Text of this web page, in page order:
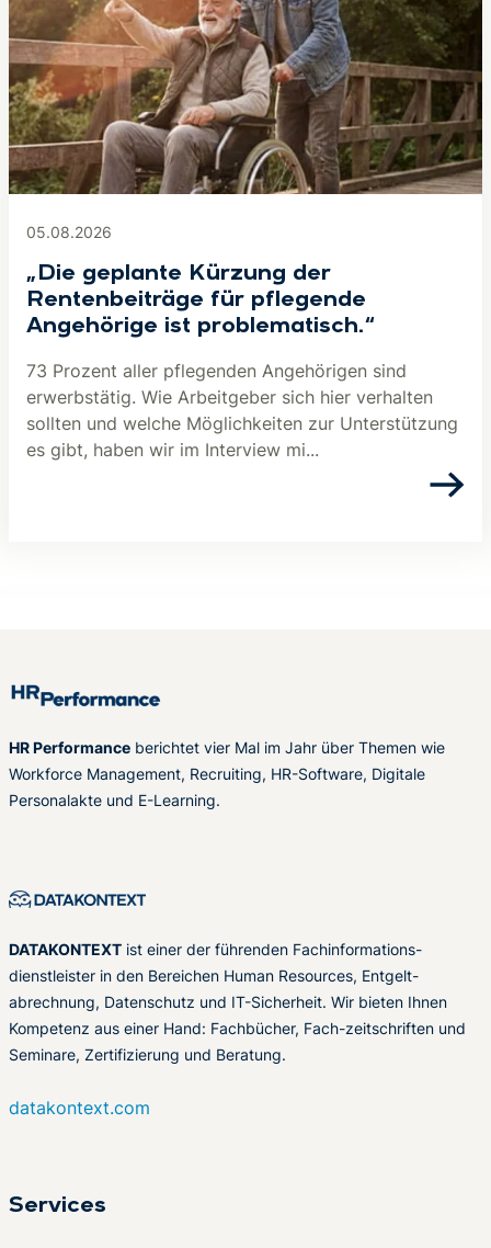
05.08.2026
„Die geplante Kürzung der
Rentenbeiträge für pflegende
Angehörige ist problematisch.“
73 Prozent aller pflegenden Angehörigen sind
erwerbstätig. Wie Arbeitgeber sich hier verhalten
sollten und welche Möglichkeiten zur Unterstützung
es gibt, haben wir im Interview mi...
HR Performance berichtet vier Mal im Jahr über Themen wie
Workforce Management, Recruiting, HR-Software, Digitale
Personalakte und E-Learning.
DATAKONTEXT ist einer der führenden Fachinformations-
dienstleister in den Bereichen Human Resources, Entgelt-
abrechnung, Datenschutz und IT-Sicherheit. Wir bieten Ihnen
Kompetenz aus einer Hand: Fachbücher, Fach-zeitschriften und
Seminare, Zertifizierung und Beratung.
datakontext.com
Services